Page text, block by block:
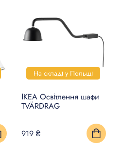
На складі у Польщі
ІКЕА Освітлення шафи
TVÄRDRAG
919 ₴